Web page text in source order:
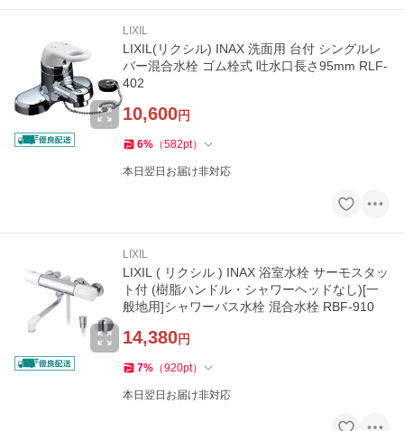
LIXIL
LIXIL(リクシル) INAX 洗面用 台付 シングルレ
バー混合水栓 ゴム栓式 吐水口長さ95mm RLF-
402
10,600円
6% （582pt）
本日翌日お届け非対応
LIXIL
LIXIL ( リクシル ) INAX 浴室水栓 サーモスタッ
ト付 (樹脂ハンドル・シャワーヘッドなし)[一
般地用]シャワーバス水栓 混合水栓 RBF-910
14,380円
7% （920pt）
本日翌日お届け非対応